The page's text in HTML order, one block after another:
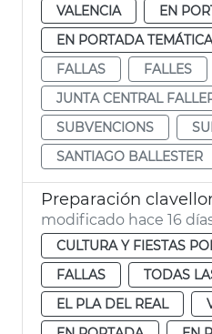
VALENCIA
EN
EN PORTADA TEMÁTICA
FALLAS
FALLES
JUNTA CENTRAL
SUBVENCIONS
SANTIAGO BALLESTER
Preparación
modificado hace 16
CULTURA Y FIESTAS
FALLAS
TODAS
EL PLA DEL REAL